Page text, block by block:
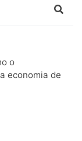
o
economia de